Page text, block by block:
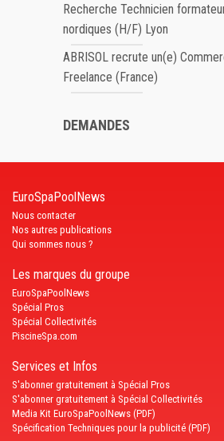
Recherche Technicien
nordiques (H/F) Lyon
ABRISOL recrute un(e)
Freelance (France)
DEMANDES
EuroSpaPoolNews
Nous contacter
Nos autres publications
Qui sommes nous ?
Les marques du groupe
EuroSpaPoolNews
Spécial Pros
Spécial Collectivités
PiscineSpa.com
Services et Infos
S'abonner gratuitement à Spécial Pros
S'abonner gratuitement à Spécial Collectivités
Media Kit EuroSpaPoolNews (PDF)
Spécification Techniques pour la publicité (PDF)